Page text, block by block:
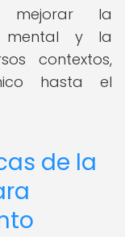
mejorar la
mental y la
contextos,
hasta el
de la